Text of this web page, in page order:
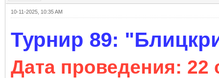
10-11-2025, 10:35 AM
Турнир 89:
Дата проведения: 22